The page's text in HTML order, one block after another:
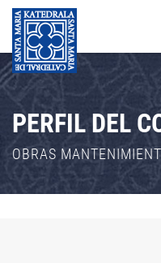
PERFIL DEL
OBRAS